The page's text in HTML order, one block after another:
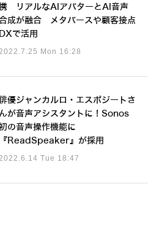
リアルなAIアバターとAI音声
成が融合 メタバースや顧客接点
DXで活用
Mon 16:28
優ジャンカルロ・エスポジートさ
んが音声アシスタントに！Sonos
の音声操作機能に
『ReadSpeaker』が採用
Tue 18:47